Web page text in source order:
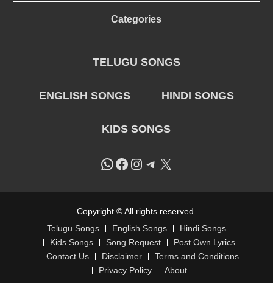
Categories
TELUGU SONGS
ENGLISH SONGS HINDI SONGS
KIDS SONGS
WhatsApp
Facebook
Instagram
Telegram
X
Copyright © All rights reserved.
Telugu Songs
English Songs
Hindi Songs
Kids Songs
Song Request
Post Own Lyrics
Contact Us
Disclaimer
Terms and Conditions
Privacy Policy
About